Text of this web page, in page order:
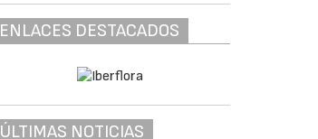
ENLACES DESTACADOS
ÚLTIMAS NOTICIAS